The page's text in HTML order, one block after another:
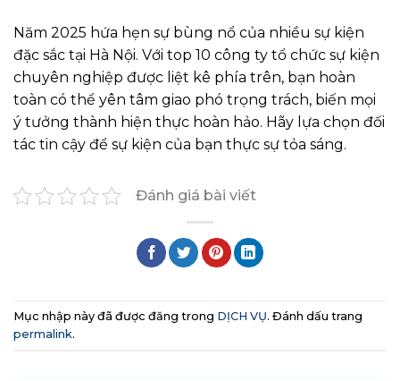
Năm 2025 hứa hẹn sự bùng nổ của nhiều sự kiện
đặc sắc tại Hà Nội. Với top 10 công ty tổ chức sự kiện
chuyên nghiệp được liệt kê phía trên, bạn hoàn
toàn có thể yên tâm giao phó trọng trách, biến mọi
ý tưởng thành hiện thực hoàn hảo. Hãy lựa chọn đối
tác tin cậy để sự kiện của bạn thực sự tỏa sáng.
Đánh giá bài viết
Mục nhập này đã được đăng trong DỊCH VỤ. Đánh dấu trang
permalink.